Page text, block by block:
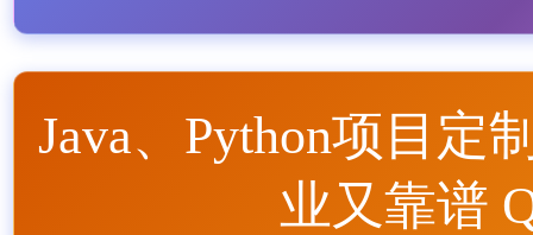
Java、Python项目定
业又靠谱